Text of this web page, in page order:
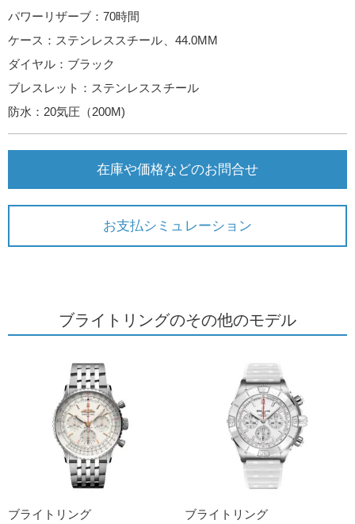
パワーリザーブ：70時間
ケース：ステンレススチール、44.0MM
ダイヤル：ブラック
ブレスレット：ステンレススチール
防水：20気圧（200M)
在庫や価格などのお問合せ
お支払シミュレーション
ブライトリングのその他のモデル
ブライトリング
ブライトリング